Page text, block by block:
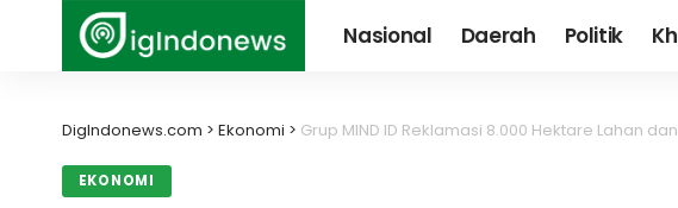
Nasional Daerah Politik
DigIndonews.com > Ekonomi > Grup MIND ID Reklamasi 8.000 Hektare Lahan dan Rehabilitasi
EKONOMI